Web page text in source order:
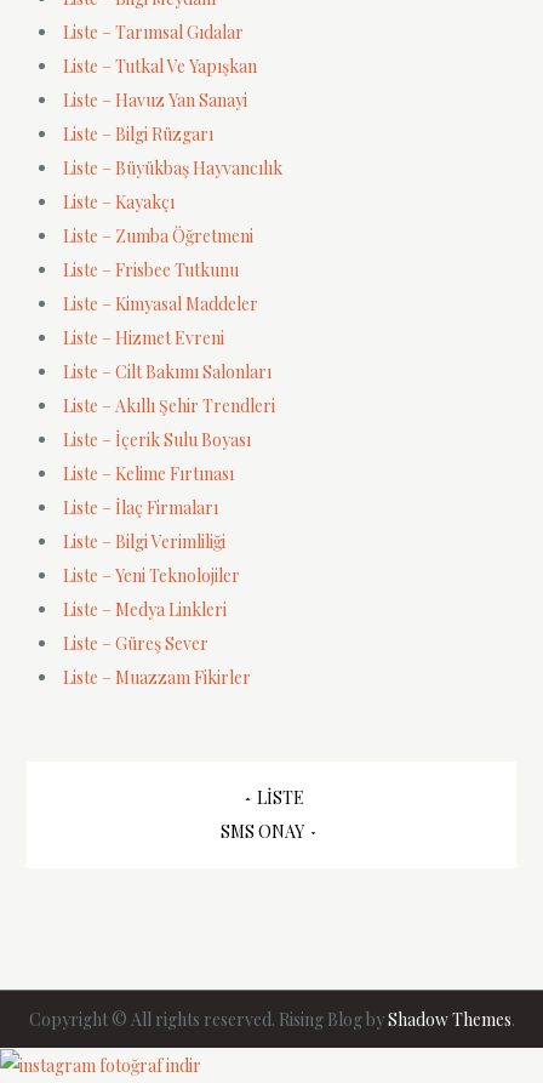
Liste – Tarımsal Gıdalar
Liste – Tutkal Ve Yapışkan
Liste – Havuz Yan Sanayi
Liste – Bilgi Rüzgarı
Liste – Büyükbaş Hayvancılık
Liste – Kayakçı
Liste – Zumba Öğretmeni
Liste – Frisbee Tutkunu
Liste – Kimyasal Maddeler
Liste – Hizmet Evreni
Liste – Cilt Bakımı Salonları
Liste – Akıllı Şehir Trendleri
Liste – İçerik Sulu Boyası
Liste – Kelime Fırtınası
Liste – İlaç Firmaları
Liste – Bilgi Verimliliği
Liste – Yeni Teknolojiler
Liste – Medya Linkleri
Liste – Güreş Sever
Liste – Muazzam Fikirler
LISTE
SMS ONAY
Copyright © All rights reserved. Rising Blog byShadow Themes.